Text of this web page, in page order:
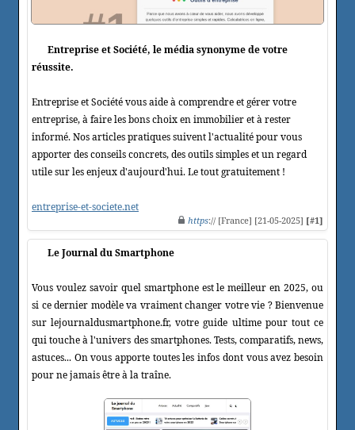
Entreprise et Société, le média synonyme de votre
réussite.
Entreprise et Société vous aide à comprendre et gérer votre
entreprise, à faire les bons choix en immobilier et à rester
informé. Nos articles pratiques suivent l'actualité pour vous
apporter des conseils concrets, des outils simples et un regard
utile sur les enjeux d'aujourd'hui. Le tout gratuitement !
entreprise-et-societe.net
https:// [France] [21-05-2025] [#1]
Le Journal du Smartphone
Vous voulez savoir quel smartphone est le meilleur en 2025, ou
si ce dernier modèle va vraiment changer votre vie ? Bienvenue
sur lejournaldusmartphone.fr, votre guide ultime pour tout ce
qui touche à l'univers des smartphones. Tests, comparatifs, news,
astuces... On vous apporte toutes les infos dont vous avez besoin
pour ne jamais être à la traîne.